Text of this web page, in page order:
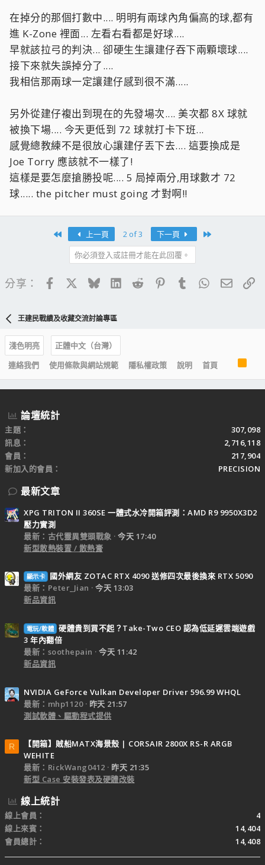
在掉分的那個打數中.... 明明有兩球內角偏高的球,都有
進 K-Zone 裡面... 左看右看都是好球....
早就該拉弓的判決... 卻硬生生讓建仔吞下兩顆壞球....
接下來就失誤掉分了....
我相信那兩球一定讓建仔感到很不滿.....
另外從建仔複出到現在的先發場次.... 美次都 8X 球就
被換下場.... 今天更低到 72 球就打卡下班...
感覺總教練不是很放心讓建仔丟下去.... 這要換成是
Joe Torry 應該就不一樣了!
這樣是要怎麼搶勝投呢.... 5 局掉兩分,用球數才 72
球..... the pitcher must going 才對啊!!
上一頁 2 of 3 下一頁
你必須登入或註冊才能在此回覆。
分享： FacebookBlueskyLinkedIn
Reddit PinterestTumblrWhatsApp
電子
王建民戰績及收藏交流討論專區
淺色明亮
正體中文（台灣）
連絡我們
使用條款與網站規範 隱私權政策 說明 首頁
S
論壇統計
主題
307,098
訊息
2,716,118
會員
217,904
新加入的會員
PRECISION
最新文章
XPG TRITON II 360SE 一體式水冷開箱評測：AMD R9 9950X3D2
壓力實測
最新：古代靈異雙頭戰象
今天 17:40
新型散熱裝置 / 散熱膏
顯示卡
國外網友 ZOTAC RTX 4090 送修四次最後換來 RTX 5090
最新：Peter_Jian
今天 13:03
新品資訊
電玩/軟體 硬體貴到買不起？Take-Two CEO 認為低延遲雲端遊戲
3 年內翻倍
最新：soothepain
今天 11:42
新品資訊
NVIDIA GeForce Vulkan Developer Driver 596.99 WHQL
最新：mhp1120
昨天 21:57
測試軟體、驅動程式提供
R
【開箱】賊船MATX海景殼 | CORSAIR 2800X RS-R ARGB
WEHITE
最新：RickWang0412
昨天 21:35
新型 Case 安裝發表及硬體改裝
線上統計
線上會員
4
線上來賓
14,404
會員總計
14,408